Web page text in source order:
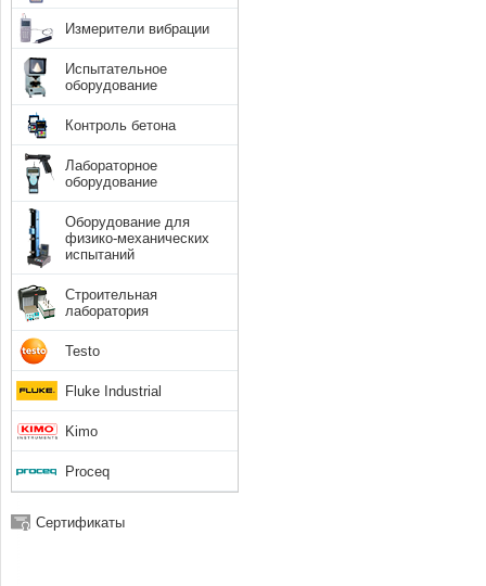
Измерители вибрации
Испытательное
оборудование
Контроль бетона
Лабораторное
оборудование
Оборудование для
физико-механических
испытаний
Строительная
лаборатория
Testo
Fluke Industrial
Kimo
Proceq
Сертификаты